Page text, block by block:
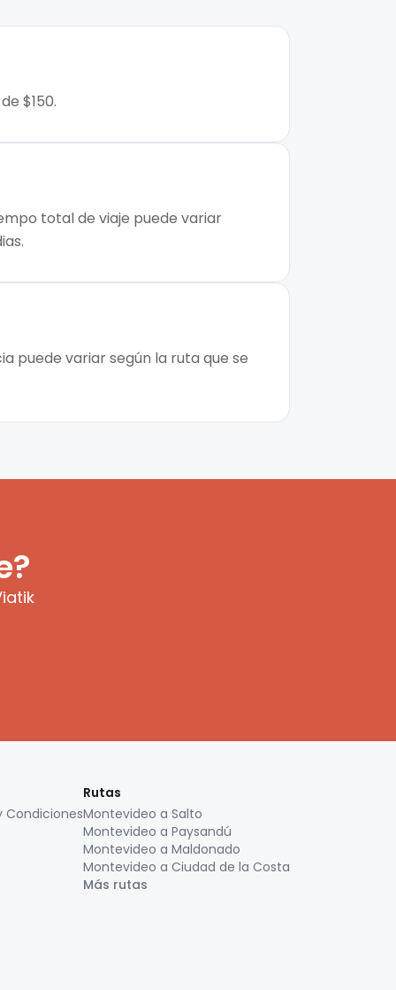
$150.
total de viaje puede variar
puede variar según la ruta que se
Condiciones
Rutas
Montevideo a Salto
Montevideo a Paysandú
Montevideo a Maldonado
Montevideo a Ciudad de la Costa
Más rutas